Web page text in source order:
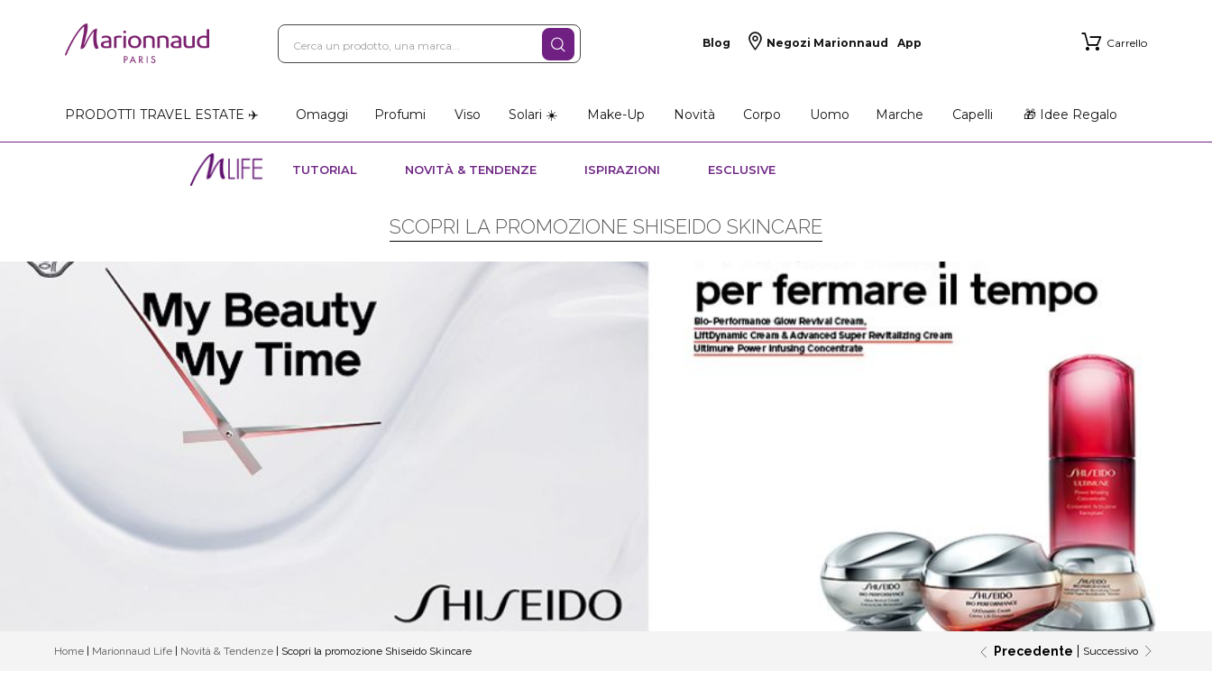
Blog Negozi Marionnaud App Carrello
PRODOTTI TRAVEL ESTATE ✈️ Omaggi Profumi Viso Solari ☀️ Make-Up Novità Corpo Uomo Marche Capelli 🎁 Idee Regalo
TUTORIAL NOVITÀ & TENDENZE ISPIRAZIONI ESCLUSIVE
SCOPRI LA PROMOZIONE SHISEIDO SKINCARE
Home Marionnaud Life Novità & Tendenze Scopri la promozione Shiseido Skincare Precedente Successivo